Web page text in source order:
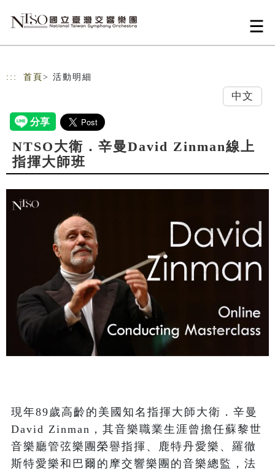
::: 首頁 > 活動明細
中文
NTSO大衛．辛曼David Zinman線上
指揮大師班
現年89歲高齡的美國知名指揮大師大衛．辛曼
David Zinman，其音樂職業生涯曾擔任蘇黎世
音樂廳管弦樂團榮譽指揮、鹿特丹愛樂、羅徹
斯特愛樂和巴爾的摩交響樂團的音樂總監，法